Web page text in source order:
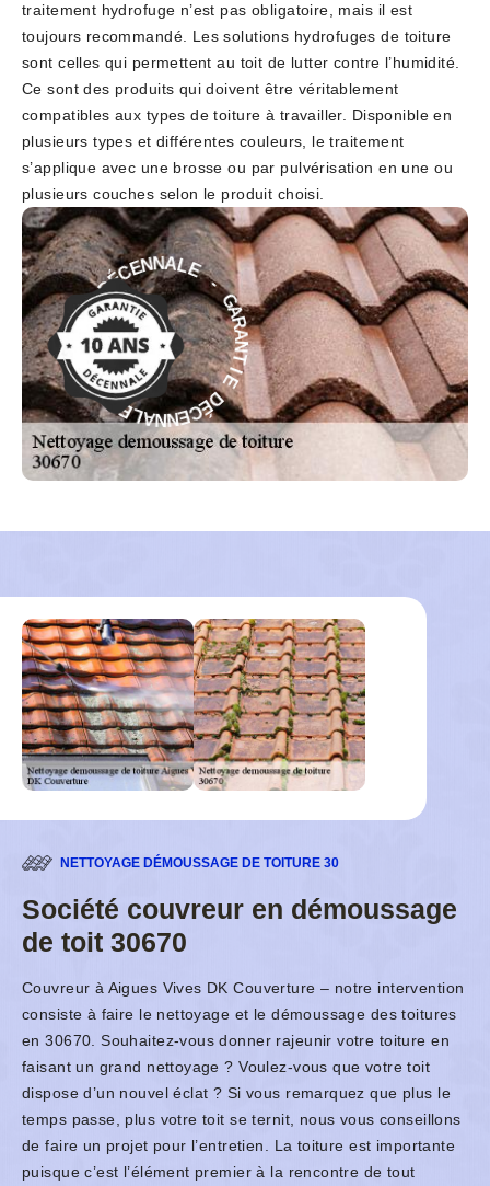
traitement hydrofuge n’est pas obligatoire, mais il est
toujours recommandé. Les solutions hydrofuges de toiture
sont celles qui permettent au toit de lutter contre l’humidité.
Ce sont des produits qui doivent être véritablement
compatibles aux types de toiture à travailler. Disponible en
plusieurs types et différentes couleurs, le traitement
s’applique avec une brosse ou par pulvérisation en une ou
plusieurs couches selon le produit choisi.
G
A
R
A
N
T
I
E
D
É
C
E
NNALE - GAR
A
N
T
I
E
D
É
C
E
N
N
A
L
E
-
NETTOYAGE DÉMOUSSAGE DE TOITURE 30
Société couvreur en démoussage
de toit 30670
Couvreur à Aigues Vives DK Couverture – notre intervention
consiste à faire le nettoyage et le démoussage des toitures
en 30670. Souhaitez-vous donner rajeunir votre toiture en
faisant un grand nettoyage ? Voulez-vous que votre toit
dispose d’un nouvel éclat ? Si vous remarquez que plus le
temps passe, plus votre toit se ternit, nous vous conseillons
de faire un projet pour l’entretien. La toiture est importante
puisque c’est l’élément premier à la rencontre de tout